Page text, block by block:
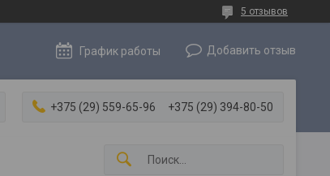
5 отзывов
График работы Добавить отзыв
+375 (29) 559-65-96 +375 (29) 394-80-50